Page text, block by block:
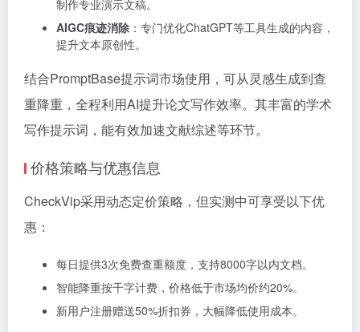
制作专业演示文稿。
AIGC痕迹消除 ：专门优化ChatGPT等工具生成的内容，
提升文本原创性。
结合PromptBase提示词市场使用，可从灵感生成到查
重降重，全程利用AI提升论文写作效率。其丰富的学术
写作提示词，能有效加速文献综述等环节。
价格策略与优惠信息
CheckVip采用动态定价策略，但实测中可享受以下优
惠：
每日提供3次免费查重额度，支持8000字以内文档。
智能降重按千字计费，价格低于市场均价约20%。
新用户注册赠送50%折扣券，大幅降低使用成本。